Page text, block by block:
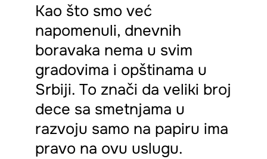
Kao što smo već
napomenuli, dnevnih
boravaka nema u svim
gradovima i opštinama u
Srbiji. To znači da veliki broj
dece sa smetnjama u
razvoju samo na papiru ima
pravo na ovu uslugu.